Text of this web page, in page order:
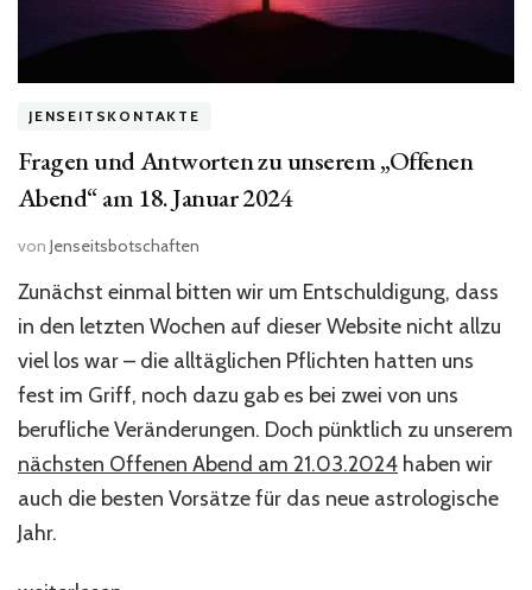
JENSEITSKONTAKTE
Fragen und Antworten zu unserem „Offenen
Abend“ am 18. Januar 2024
von Jenseitsbotschaften
Zunächst einmal bitten wir um Entschuldigung, dass
in den letzten Wochen auf dieser Website nicht allzu
viel los war – die alltäglichen Pflichten hatten uns
fest im Griff, noch dazu gab es bei zwei von uns
berufliche Veränderungen. Doch pünktlich zu unserem
nächsten Offenen Abend am 21.03.2024 haben wir
auch die besten Vorsätze für das neue astrologische
Jahr.